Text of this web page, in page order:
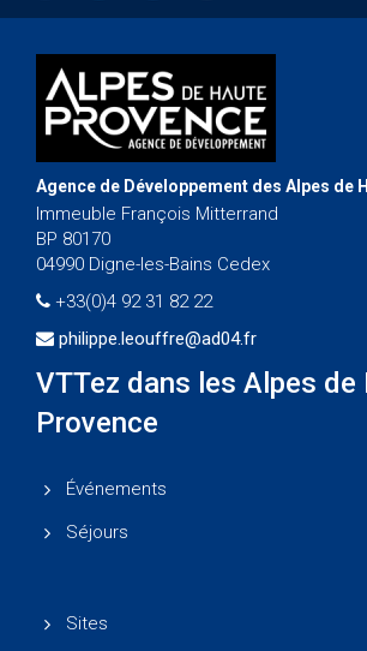
Agence de Développement des Alpes de
Immeuble François Mitterrand
BP 80170
04990 Digne-les-Bains Cedex
+33(0)4 92 31 82 22
philippe.leouffre@ad04.fr
VTTez dans les Alpes de
Provence
Événements
Séjours
Sites